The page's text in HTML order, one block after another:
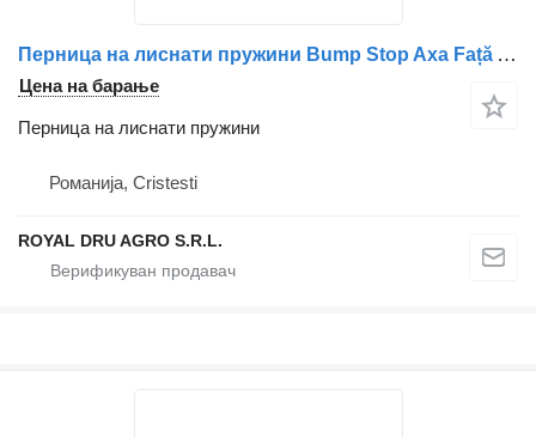
Перница на лиснати пружини Bump Stop Axa Față A9423251009 / A9303250709 за камион Mercedes-Benz A9423251009 / A9303250709
Цена на барање
Перница на лиснати пружини
Романија, Cristesti
ROYAL DRU AGRO S.R.L.